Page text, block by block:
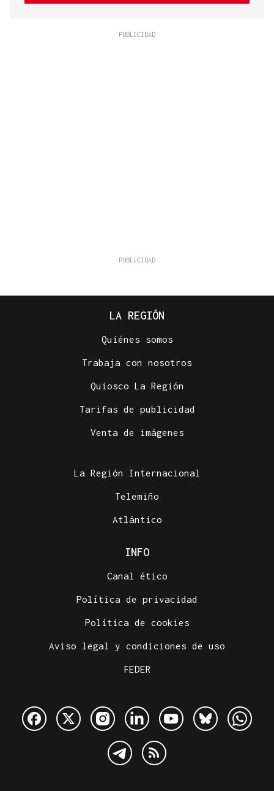
LA REGIÓN
Quiénes somos
Trabaja con nosotros
Quiosco La Región
Tarifas de publicidad
Venta de imágenes
La Región Internacional
Telemiño
Atlántico
INFO
Canal ético
Política de privacidad
Política de cookies
Aviso legal y condiciones de uso
FEDER